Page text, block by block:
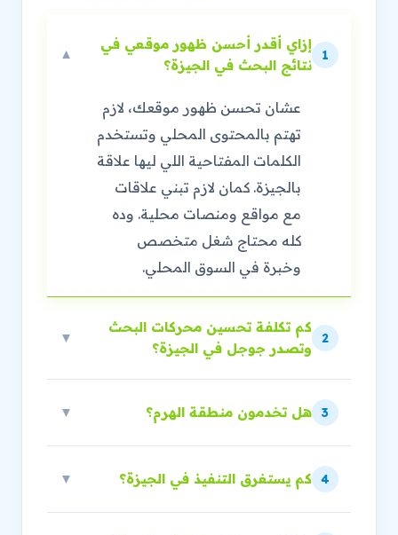
1
إزاي أقدر أحسن ظهور موقعي في
نتائج البحث في الجيزة؟
▼
عشان تحسن ظهور موقعك، لازم
تهتم بالمحتوى المحلي وتستخدم
الكلمات المفتاحية اللي ليها علاقة
بالجيزة. كمان لازم تبني علاقات
مع مواقع ومنصات محلية. وده
كله محتاج شغل متخصص
وخبرة في السوق المحلي.
2
كم تكلفة تحسين محركات البحث
وتصدر جوجل في الجيزة؟
▼
3 هل تخدمون منطقة الهرم؟ ▼
4 كم يستغرق التنفيذ في الجيزة؟ ▼